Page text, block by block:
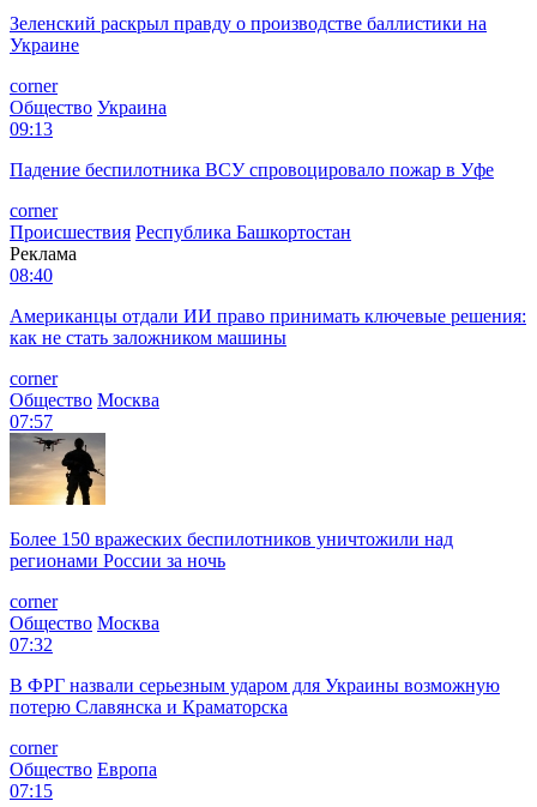
Зеленский раскрыл правду о производстве баллистики на
Украине
corner
Общество Украина
09:13
Падение беспилотника ВСУ спровоцировало пожар в Уфе
corner
Происшествия Республика Башкортостан
Реклама
08:40
Американцы отдали ИИ право принимать ключевые решения:
как не стать заложником машины
corner
Общество Москва
07:57
Более 150 вражеских беспилотников уничтожили над
регионами России за ночь
corner
Общество Москва
07:32
В ФРГ назвали серьезным ударом для Украины возможную
потерю Славянска и Краматорска
corner
Общество Европа
07:15